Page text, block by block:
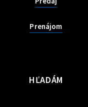
Prenájom
HĽADÁM